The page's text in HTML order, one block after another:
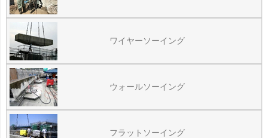
ワイヤーソーイング
ウォールソーイング
フラットソーイング